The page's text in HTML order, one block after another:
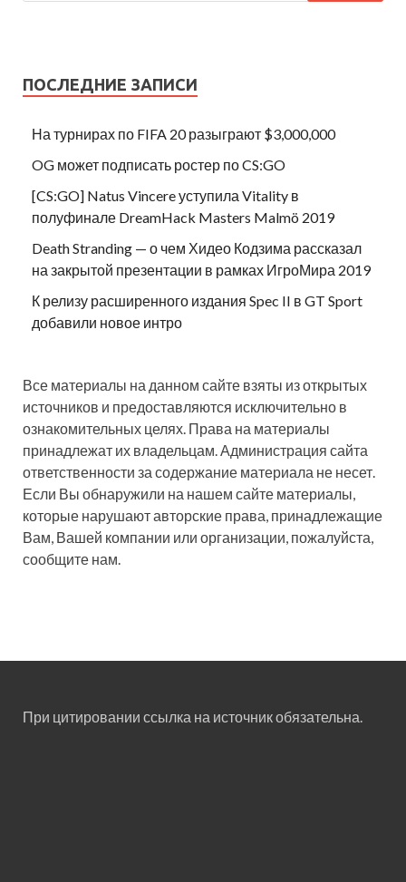
ПОСЛЕДНИЕ ЗАПИСИ
На турнирах по FIFA 20 разыграют $3,000,000
OG может подписать ростер по CS:GO
[CS:GO] Natus Vincere уступила Vitality в
полуфинале DreamHack Masters Malmö 2019
Death Stranding — о чем Хидео Кодзима рассказал
на закрытой презентации в рамках ИгроМира 2019
К релизу расширенного издания Spec II в GT Sport
добавили новое интро
Все материалы на данном сайте взяты из открытых
источников и предоставляются исключительно в
ознакомительных целях. Права на материалы
принадлежат их владельцам. Администрация сайта
ответственности за содержание материала не несет.
Если Вы обнаружили на нашем сайте материалы,
которые нарушают авторские права, принадлежащие
Вам, Вашей компании или организации, пожалуйста,
сообщите нам.
При цитировании ссылка на источник обязательна.